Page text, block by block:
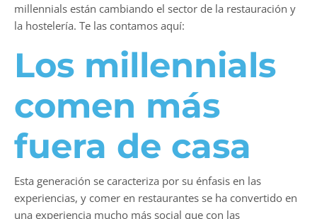
millennials están cambiando el sector de la restauración y
la hostelería. Te las contamos aquí:
Los millennials
comen más
fuera de casa
Esta generación se caracteriza por su énfasis en las
experiencias, y comer en restaurantes se ha convertido en
una experiencia mucho más social que con las